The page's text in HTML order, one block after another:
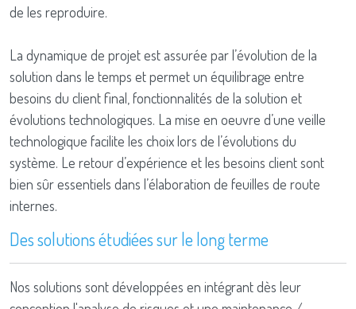
de les reproduire.
La dynamique de projet est assurée par l’évolution de la
solution dans le temps et permet un équilibrage entre
besoins du client final, fonctionnalités de la solution et
évolutions technologiques. La mise en oeuvre d’une veille
technologique facilite les choix lors de l’évolutions du
système. Le retour d’expérience et les besoins client sont
bien sûr essentiels dans l’élaboration de feuilles de route
internes.
Des solutions étudiées sur le long terme
Nos solutions sont développées en intégrant dès leur